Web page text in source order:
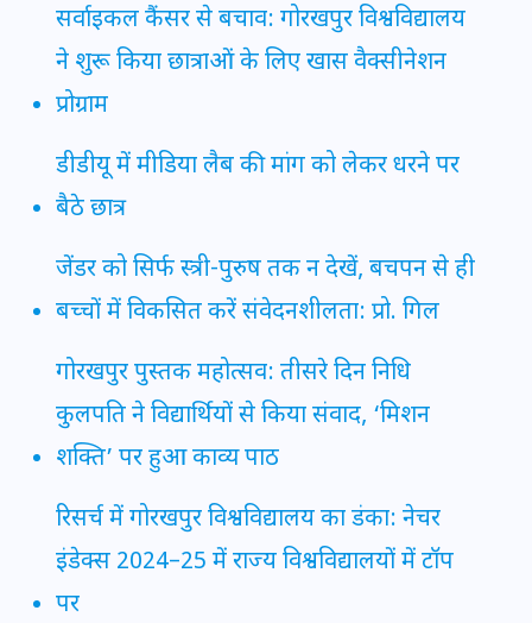
सर्वाइकल कैंसर से बचाव: गोरखपुर विश्वविद्यालय
ने शुरू किया छात्राओं के लिए खास वैक्सीनेशन
प्रोग्राम
डीडीयू में मीडिया लैब की मांग को लेकर धरने पर
बैठे छात्र
जेंडर को सिर्फ स्त्री-पुरुष तक न देखें, बचपन से ही
बच्चों में विकसित करें संवेदनशीलता: प्रो. गिल
गोरखपुर पुस्तक महोत्सव: तीसरे दिन निधि
कुलपति ने विद्यार्थियों से किया संवाद, ‘मिशन
शक्ति’ पर हुआ काव्य पाठ
रिसर्च में गोरखपुर विश्वविद्यालय का डंका: नेचर
इंडेक्स 2024–25 में राज्य विश्वविद्यालयों में टॉप
पर